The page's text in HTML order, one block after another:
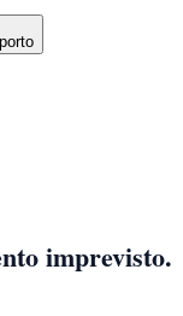
imprevisto.